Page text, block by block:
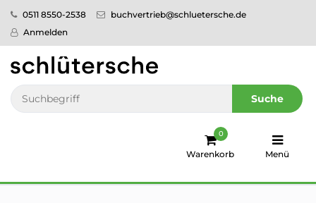
0511 8550-2538
buchvertrieb@schluetersche.de
Anmelden
Suche
Warenkorb
0
Menü
Pflege
Veterinär­
medizin
humboldt